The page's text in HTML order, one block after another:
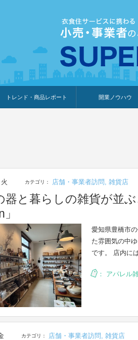
トレンド・商品レポート 開業ノウハウ
カテゴリ： 店舗・事業者訪問 , 雑貨店
器と暮らしの雑貨が並
愛知県豊橋市
た雰囲気の中
です。 店内に
： アパレル
カテゴリ： 店舗・事業者訪問 , 雑貨店